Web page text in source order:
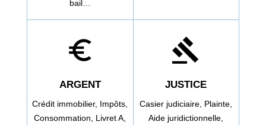
bail…
euro_symbol
ARGENT
Crédit immobilier, Impôts,
Consommation, Livret A,
gavel
JUSTICE
Casier judiciaire, Plainte,
Aide juridictionnelle,